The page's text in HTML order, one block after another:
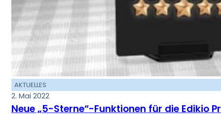
AKTUELLES
2. Mai 2022
Neue „5-Sterne“-Funktionen für die Edikio